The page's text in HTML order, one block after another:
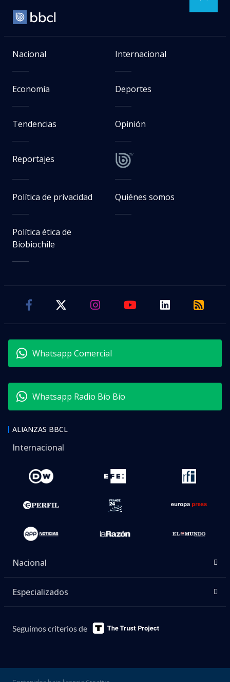
Nacional Internacional
Economía Deportes
Tendencias Opinión
Reportajes
Política de privacidad Quiénes somos
Política ética de
Biobiochile
Whatsapp Comercial
Whatsapp Radio Bío Bío
ALIANZAS BBCL
Internacional
Nacional
Especializados
Seguimos criterios de